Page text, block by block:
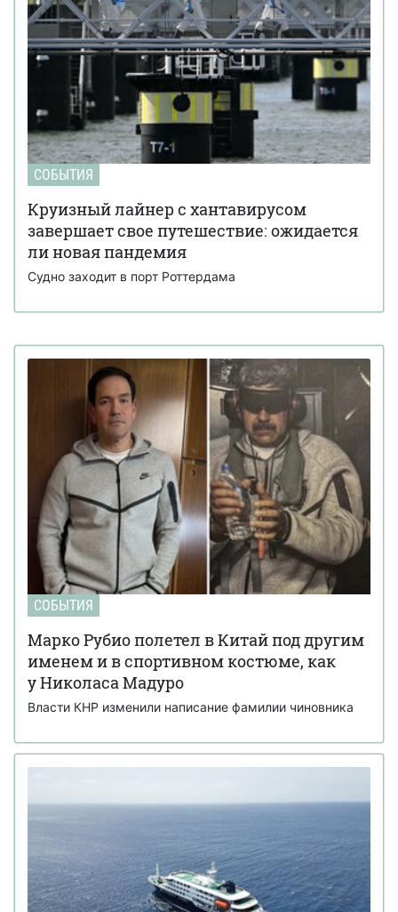
СОБЫТИЯ
Круизный лайнер с хантавирусом
завершает свое путешествие: ожидается
ли новая пандемия
Судно заходит в порт Роттердама
СОБЫТИЯ
Марко Рубио полетел в Китай под другим
именем и в спортивном костюме, как
у Николаса Мадуро
Власти КНР изменили написание фамилии чиновника